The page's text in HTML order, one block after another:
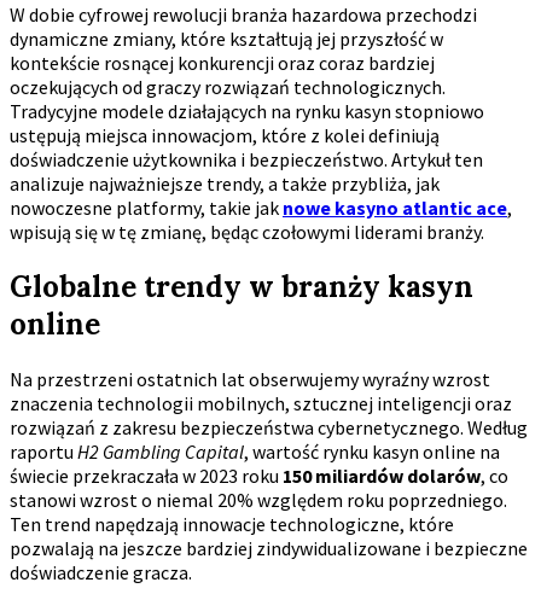
W dobie cyfrowej rewolucji branża hazardowa przechodzi
dynamiczne zmiany, które kształtują jej przyszłość w
kontekście rosnącej konkurencji oraz coraz bardziej
oczekujących od graczy rozwiązań technologicznych.
Tradycyjne modele działających na rynku kasyn stopniowo
ustępują miejsca innowacjom, które z kolei definiują
doświadczenie użytkownika i bezpieczeństwo. Artykuł ten
analizuje najważniejsze trendy, a także przybliża, jak
nowoczesne platformy, takie jak nowe kasyno atlantic ace,
wpisują się w tę zmianę, będąc czołowymi liderami branży.
Globalne trendy w branży kasyn
online
Na przestrzeni ostatnich lat obserwujemy wyraźny wzrost
znaczenia technologii mobilnych, sztucznej inteligencji oraz
rozwiązań z zakresu bezpieczeństwa cybernetycznego. Według
raportu H2 Gambling Capital, wartość rynku kasyn online na
świecie przekraczała w 2023 roku 150 miliardów dolarów, co
stanowi wzrost o niemal 20% względem roku poprzedniego.
Ten trend napędzają innowacje technologiczne, które
pozwalają na jeszcze bardziej zindywidualizowane i bezpieczne
doświadczenie gracza.